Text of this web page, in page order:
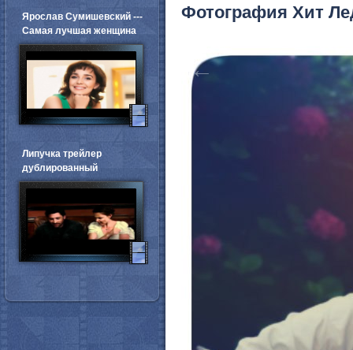
Фотография Хит
←
Ярослав Сумишевский ---
Самая лучшая женщина
Липучка трейлер
дублированный